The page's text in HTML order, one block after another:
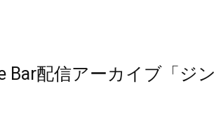
Bar配信アーカイブ「ジ